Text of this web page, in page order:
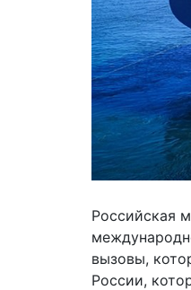
Российская
вызовы,
России,